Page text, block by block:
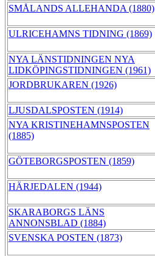
SMÅLANDS ALLEHANDA (1880)
ULRICEHAMNS TIDNING (1869)
NYA LÄNSTIDNINGEN NYA
LIDKÖPINGSTIDNINGEN (1961)
JORDBRUKAREN (1926)
LJUSDALSPOSTEN (1914)
NYA KRISTINEHAMNSPOSTEN
(1885)
GÖTEBORGSPOSTEN (1859)
HÄRJEDALEN (1944)
SKARABORGS LÄNS
ANNONSBLAD (1884)
SVENSKA POSTEN (1873)